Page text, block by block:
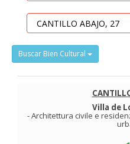
Buscar Bien Cultural
Villa de
-Architettura civile e